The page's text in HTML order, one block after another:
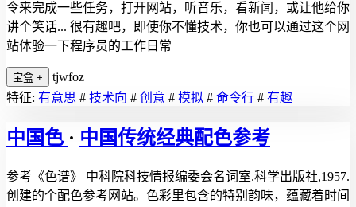
令来完成一些任务，打开网站，听音乐，看新闻，或让他给你
讲个笑话... 很有趣吧，即使你不懂技术，你也可以通过这个网
站体验一下程序员的工作日常
宝盒 +
tjwfoz
特征: 有意思 # 技术向 # 创意 # 模拟 # 命令行 # 有趣
中国色 · 中国传统经典配色参考
参考《色谱》 中科院科技情报编委会名词室.科学出版社,1957.
创建的个配色参考网站。色彩里包含的特别韵味，蕴藏着时间